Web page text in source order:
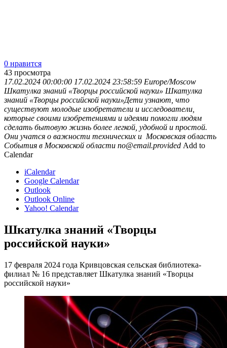
0 нравится
43 просмотра
17.02.2024 00:00:00 17.02.2024 23:58:59 Europe/Moscow
Шкатулка знаний «Творцы российской науки» Шкатулка
знаний «Творцы российской науки»Дети узнают, что
существуют молодые изобретатели и исследователи,
которые своими изобретениями и идеями помогли людям
сделать бытовую жизнь более легкой, удобной и простой.
Они учатся о важности технических и Московская область
События в Московской области no@email.provided Add to
Calendar
iCalendar
Google Calendar
Outlook
Outlook Online
Yahoo! Calendar
Шкатулка знаний «Творцы
российской науки»
17 февраля 2024 года Кривцовская сельская библиотека-
филиал № 16 представляет Шкатулка знаний «Творцы
российской науки»